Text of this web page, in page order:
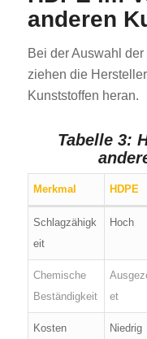
anderen
Bei der Auswahl
ziehen die
Kunststoffen heran.
Tabelle 3:
Merkmal HDPE
Schlagzähigk
eit
Hoch
Chemische
Beständigkeit
et
Kosten Niedrig